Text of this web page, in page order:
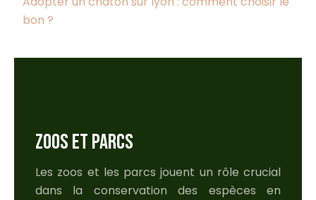
bon ?
ZOOS ET PARCS
Les zoos et les parcs jouent un rôle crucial
dans la conservation des espèces en